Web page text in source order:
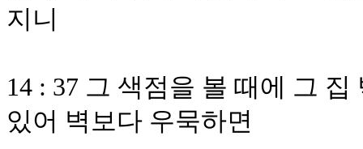
지니
14 : 37 그 색점을 볼 때에 그
있어 벽보다 우묵하면